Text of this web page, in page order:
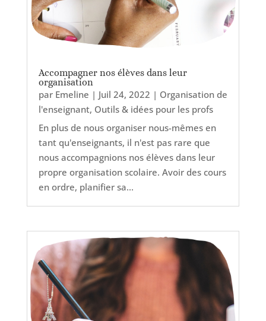
Accompagner nos élèves dans leur
organisation
par Emeline | Juil 24, 2022 | Organisation de
l'enseignant, Outils & idées pour les profs
En plus de nous organiser nous-mêmes en
tant qu'enseignants, il n'est pas rare que
nous accompagnions nos élèves dans leur
propre organisation scolaire. Avoir des cours
en ordre, planifier sa...